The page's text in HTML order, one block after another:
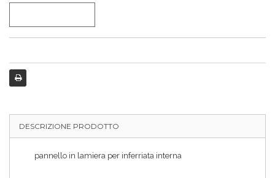
DESCRIZIONE PRODOTTO
pannello in lamiera per inferriata interna